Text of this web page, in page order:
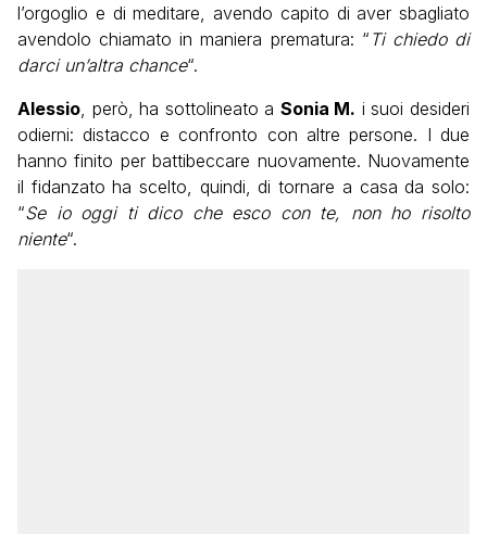
l’orgoglio e di meditare, avendo capito di aver sbagliato
avendolo chiamato in maniera prematura: “ Ti chiedo di
darci un’altra chance“.
Alessio , però, ha sottolineato a Sonia M. i suoi desideri
odierni: distacco e confronto con altre persone. I due
hanno finito per battibeccare nuovamente. Nuovamente
il fidanzato ha scelto, quindi, di tornare a casa da solo:
“Se io oggi ti dico che esco con te, non ho risolto
niente“.